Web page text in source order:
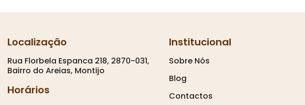
Localização
Rua Florbela Espanca 218, 2870-031,
Bairro do Areias, Montijo
Horários
Institucional
Sobre Nós
Blog
Contactos